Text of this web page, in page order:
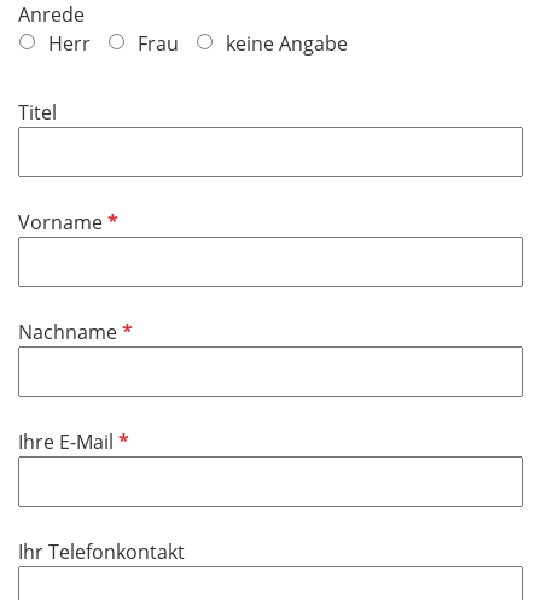
t
Anrede
Herr
Frau keine Angabe
Titel
VornameP
c
t
e
d
NachnameP
c
t
e
Ihre E-Mail P
c
Ihr Telefonkontakt